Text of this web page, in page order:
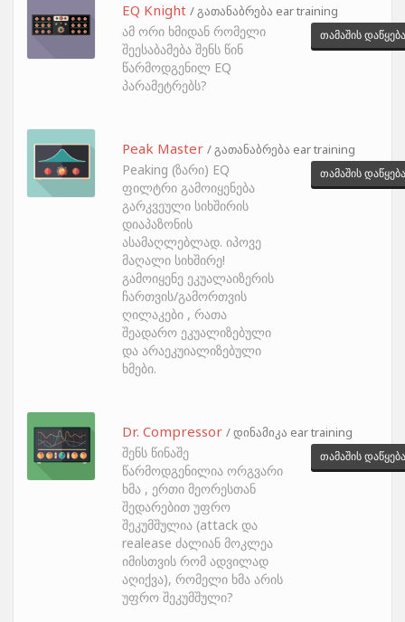
EQ Knight / გათანაბრება ear training
ამ ორი ხმიდან რომელი
შეესაბამება შენს წინ
წარმოდგენილ EQ
პარამეტრებს?
თამაშის დაწყება
Peak Master / გათანაბრება ear training
Peaking (ზარი) EQ
ფილტრი გამოიყენება
გარკვეული სიხშირის
დიაპაზონის
ასამაღლებლად. იპოვე
მაღალი სიხშირე!
გამოიყენე ეკუალაიზერის
ჩართვის/გამორთვის
ღილაკები , რათა
შეადარო ეკუალიზებული
და არაეკუიალიზებული
ხმები.
თამაშის დაწყება
Dr. Compressor / დინამიკა ear training
შენს წინაშე
წარმოდგენილია ორგვარი
ხმა , ერთი მეორესთან
შედარებით უფრო
შეკუმშულია (attack და
realease ძალიან მოკლეა
იმისთვის რომ ადვილად
აღიქვა), რომელი ხმა არის
უფრო შეკუმშული?
თამაშის დაწყება